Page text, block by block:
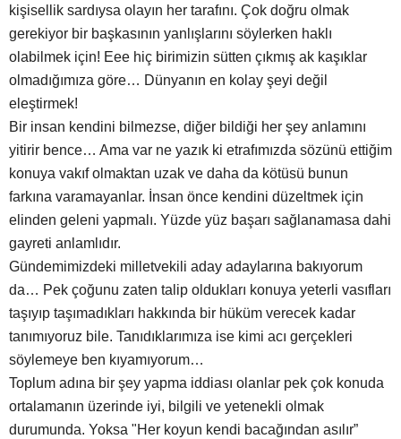
kişisellik sardıysa olayın her tarafını. Çok doğru olmak
gerekiyor bir başkasının yanlışlarını söylerken haklı
olabilmek için! Eee hiç birimizin sütten çıkmış ak kaşıklar
olmadığımıza göre… Dünyanın en kolay şeyi değil
eleştirmek!
Bir insan kendini bilmezse, diğer bildiği her şey anlamını
yitirir bence… Ama var ne yazık ki etrafımızda sözünü ettiğim
konuya vakıf olmaktan uzak ve daha da kötüsü bunun
farkına varamayanlar. İnsan önce kendini düzeltmek için
elinden geleni yapmalı. Yüzde yüz başarı sağlanamasa dahi
gayreti anlamlıdır.
Gündemimizdeki milletvekili aday adaylarına bakıyorum
da… Pek çoğunu zaten talip oldukları konuya yeterli vasıfları
taşıyıp taşımadıkları hakkında bir hüküm verecek kadar
tanımıyoruz bile. Tanıdıklarımıza ise kimi acı gerçekleri
söylemeye ben kıyamıyorum…
Toplum adına bir şey yapma iddiası olanlar pek çok konuda
ortalamanın üzerinde iyi, bilgili ve yetenekli olmak
durumunda. Yoksa "Her koyun kendi bacağından asılır”